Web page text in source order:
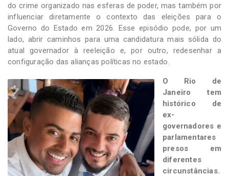
do crime organizado nas esferas de poder, mas também por
influenciar diretamente o contexto das eleições para o
Governo do Estado em 2026. Esse episódio pode, por um
lado, abrir caminhos para uma candidatura mais sólida do
atual governador à reeleição e, por outro, redesenhar a
configuração das alianças políticas no estado.
O Rio de
Janeiro tem
histórico de
ex-
governadores e
parlamentares
presos em
diferentes
circunstâncias.